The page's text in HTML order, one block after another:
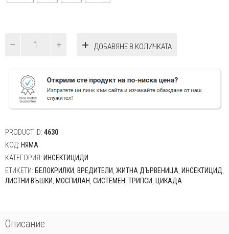
1.5гр,
6гр,10гр
ДОБАВЯНЕ В КОЛИЧКАТА
PRODUCT ID: 4630
КОД: НЯМА
КАТЕГОРИЯ: ИНСЕКТИЦИДИ
ЕТИКЕТИ: БЕЛОКРИЛКИ ВРЕДИТЕЛИ ЖИТНА ДЪРВЕНИЦА ИНСЕКТИЦИД
ЛИСТНИ ВЪШКИ
МОСПИЛАН СИСТЕМЕН ТРИПСИ ЦИКАДА
Описание